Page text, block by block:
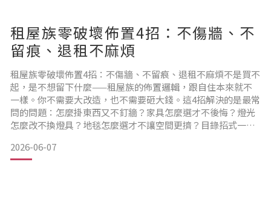
租屋族零破壞佈置4招：不傷牆、不
留痕、退租不麻煩
租屋族零破壞佈置4招：不傷牆、不留痕、退租不麻煩不是買不
起，是不想留下什麼——租屋族的佈置邏輯，跟自住本來就不
一樣。你不需要大改造，也不需要砸大錢。這4招解決的是最常
問的問題：怎麼掛東西又不釘牆？家具怎麼選才不後悔？燈光
怎麼改不換燈具？地毯怎麼選才不讓空間更擠？目錄招式一：
悔招式三：燈光改造不換燈具招式四：地毯讓空間定義感出來
招式一：牆面不打洞，照樣掛得漂亮不打洞不代表牆面只能空
2026-06-07